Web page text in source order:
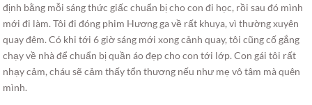
định bằng mỗi sáng thức giấc chuẩn bị cho con đi học, rồi sau đó mình
mới đi làm. Tôi đi đóng phim Hương ga về rất khuya, vì thường xuyên
quay đêm. Có khi tới 6 giờ sáng mới xong cảnh quay, tôi cũng cố gắng
chạy về nhà để chuẩn bị quần áo đẹp cho con tới lớp. Con gái tôi rất
nhạy cảm, cháu sẽ cảm thấy tổn thương nếu như mẹ vô tâm mà quên
mình.